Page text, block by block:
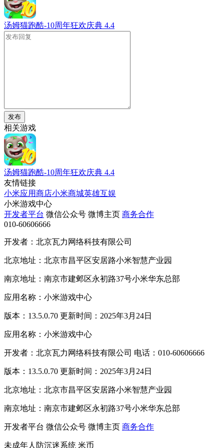
汤姆猫跑酷-10周年狂欢庆典 4.4
发布
相关游戏
汤姆猫跑酷-10周年狂欢庆典 4.4
友情链接
小米应用商店小米商城英雄互娱
小米游戏中心
开发者平台 微信公众号 微博主页 商务合作
010-60606666
开发者：北京瓦力网络科技有限公司
北京地址：北京市昌平区安居路小米智慧产业园
南京地址：南京市建邺区永初路37号小米华东总部
应用名称：小米游戏中心
版本：13.5.0.70 更新时间：2025年3月24日
应用名称：小米游戏中心
开发者：北京瓦力网络科技有限公司 电话：010-60606666
版本：13.5.0.70 更新时间：2025年3月24日
北京地址：北京市昌平区安居路小米智慧产业园
南京地址：南京市建邺区永初路37号小米华东总部
开发者平台 微信公众号 微博主页 商务合作
未成年人防沉迷系统 米币